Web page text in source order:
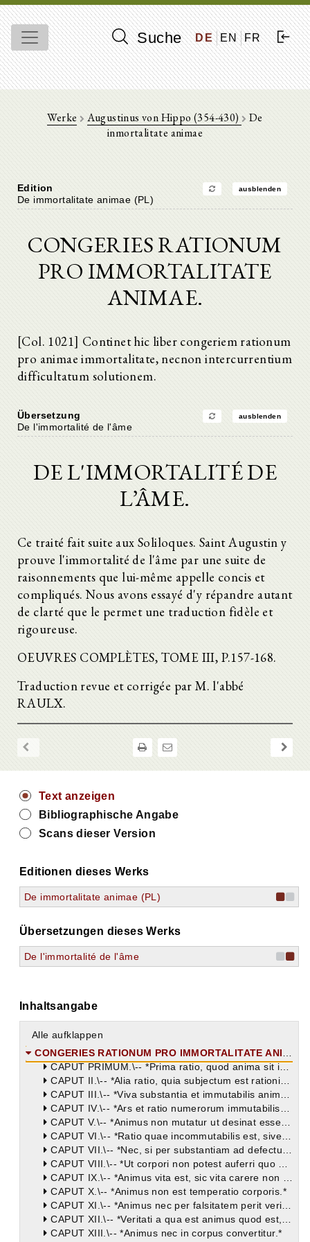
Suche DE EN FR
Werke Augustinus von Hippo (354-430)
De
inmortalitate animae
Edition ausblenden
De immortalitate animae (PL)
CONGERIES RATIONUM
PRO IMMORTALITATE
ANIMAE.
[Col. 1021] Continet hic liber congeriem rationum
pro animae immortalitate, necnon intercurrentium
difficultatum solutionem.
Übersetzung ausblenden
De l'immortalité de l'âme
DE L'IMMORTALITÉ DE
L’ÂME.
Ce traité fait suite aux Soliloques. Saint Augustin y
prouve l'immortalité de l'âme par une suite de
raisonnements que lui-même appelle concis et
compliqués. Nous avons essayé d'y répandre autant
de clarté que le permet une traduction fidèle et
rigoureuse.
OEUVRES COMPLÈTES, TOME III, P.157-168.
Traduction revue et corrigée par M. l'abbé
RAULX.
Text anzeigen
Bibliographische Angabe
Scans dieser Version
Editionen dieses Werks
De immortalitate animae (PL)
Übersetzungen dieses Werks
De l'immortalité de l'âme
Inhaltsangabe
Alle aufklappen
CONGERIES RATIONUM PRO IMMORTALITATE ANIMAE.
CAPUT PRIMUM.\-- *Prima ratio, quod anima sit immortalis, quia subjectum est disciplinae quae semper est.*
CAPUT II.\-- *Alia ratio, quia subjectum est rationis quae non mutatur.*
CAPUT III.\-- *Viva substantia et immutabilis animus, nec si aliquo modo mutabilis, propterea mortalis fit.*
CAPUT IV.\-- *Ars et ratio numerorum immutabilis quae animo non sine vita inhaerent.*
CAPUT V.\-- *Animus non mutatur ut desinat esse animus.*
CAPUT VI.\-- *Ratio quae incommutabilis est, sive in animo sive cum animo sit, sive animus in ea, ab ipso eodem animo separari nequit.*
CAPUT VII.\-- *Nec, si per substantiam ad defectum tendit animus, ob id interit.*
CAPUT VIII.\-- *Ut corpori non potest auferri quo corpus est, ita nec animo quo animus est.*
CAPUT IX.\-- *Animus vita est, sic vita carere non potest.*
CAPUT X.\-- *Animus non est temperatio corporis.*
CAPUT XI.\-- *Animus nec per falsitatem perit veritati contrariam, etsi animi est causa veritas.*
CAPUT XII.\-- *Veritati a qua est animus quod est, quatenus ipsa est, nihil contrarium.*
CAPUT XIII.\-- *Animus nec in corpus convertitur.*